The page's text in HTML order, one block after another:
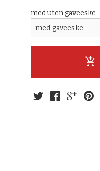
med uten gaveeske